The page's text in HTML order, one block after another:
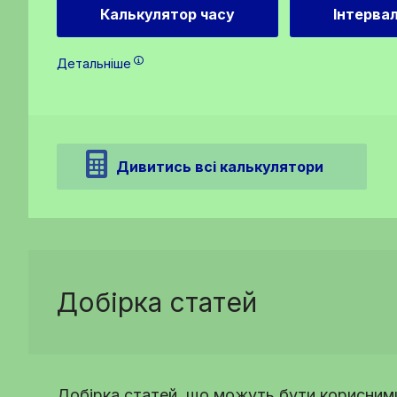
Калькулятор часу
Детальніше
Дивитись всі калькулятори
Добірка статей